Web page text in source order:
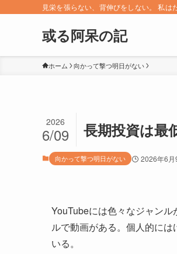
見栄を張らない、背伸びをしない。 私
或る阿呆の記
ホーム 向かって撃つ明日がない
長期投資は最
2026
6/09
向かって撃つ明日がない 2026年6月
YouTubeには色々なジャン
ルで動画がある。個人的に
いる。